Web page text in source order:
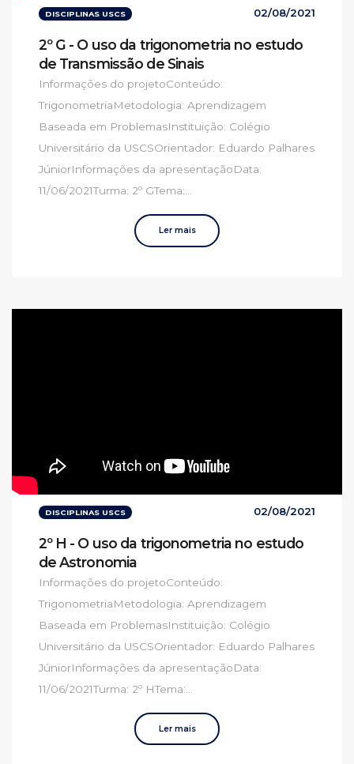
DISCIPLINAS USCS 02/08/2021
2º G - O uso da trigonometria no estudo
de Transmissão de Sinais
Informações do projetoConteúdo:
TrigonometriaMetodologia: Aprendizagem
Baseada em ProblemasInstituição: Colégio
Universitário da USCSOrientador: Eduardo Palhares
JúniorInformações da apresentaçãoData:
11/06/2021Turma: 2º GTema:...
Ler mais
DISCIPLINAS USCS 02/08/2021
2º H - O uso da trigonometria no estudo
de Astronomia
Informações do projetoConteúdo:
TrigonometriaMetodologia: Aprendizagem
Baseada em ProblemasInstituição: Colégio
Universitário da USCSOrientador: Eduardo Palhares
JúniorInformações da apresentaçãoData:
11/06/2021Turma: 2º HTema:...
Ler mais